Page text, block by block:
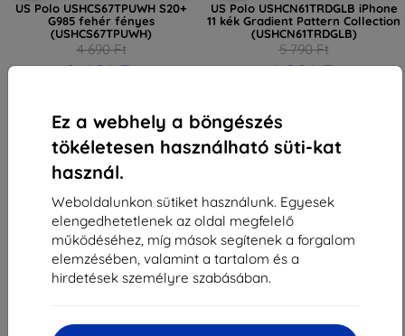
Ez a webhely a böngészés
tökéletesen használható süti-kat
használ.
Weboldalunkon sütiket használunk. Egyesek
elengedhetetlenek az oldal megfelelő
működéséhez, míg mások segítenek a forgalom
elemzésében, valamint a tartalom és a
hirdetések személyre szabásában.
US Polo USHCS67TPUWH S20+
G985 fehér fényes
(USHCS67TPUWH)
4 690 Ft
2 421 Ft
US Polo USHCN61TRDGLB iPhone
11 kék Gradient Pattern Collection
(USHCN61TRDGLB)
5 790 Ft
4 221 Ft
Összes találat6.